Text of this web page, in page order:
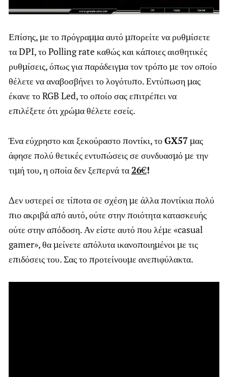
Επίσης, με το πρόγραμμα αυτό μπορείτε να ρυθμίσετε
τα DPI, το Polling rate καθώς και κάποιες αισθητικές
ρυθμίσεις, όπως για παράδειγμα τον τρόπο με τον οποίο
θέλετε να αναβοσβήνει το λογότυπο. Εντύπωση μας
έκανε το RGB Led, το οποίο σας επιτρέπει να
επιλέξετε ότι χρώμα θέλετε εσείς.
Ένα εύχρηστο και ξεκούραστο ποντίκι, τοGX57μας
άφησε πολύ θετικές εντυπώσεις σε συνδυασμό με την
τιμή του, η οποία δεν ξεπερνά τα 26€!
Δεν υστερεί σε τίποτα σε σχέση με άλλα ποντίκια πολύ
πιο ακριβά από αυτό, ούτε στην ποιότητα κατασκευής
ούτε στην απόδοση. Αν είστε αυτό που λέμε «casual
gamer», θα μείνετε απόλυτα ικανοποιημένοι με τις
επιδόσεις του. Σας το προτείνουμε ανεπιφύλακτα.